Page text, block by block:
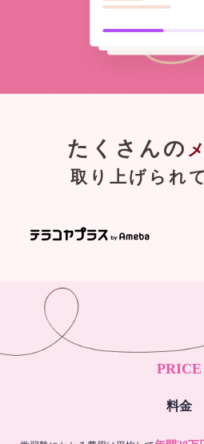
たくさんの
取り上げられ
PRICE
料金